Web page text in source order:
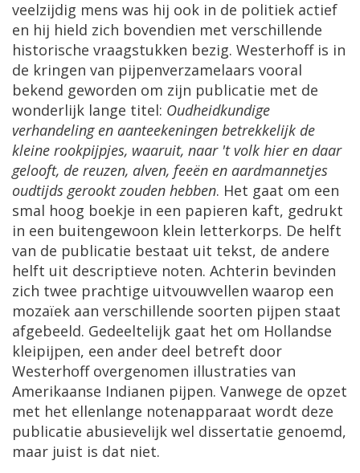
veelzijdig mens was hij ook in de politiek actief
en hij hield zich bovendien met verschillende
historische vraagstukken bezig. Westerhoff is in
de kringen van pijpenverzamelaars vooral
bekend geworden om zijn publicatie met de
wonderlijk lange titel: Oudheidkundige
verhandeling en aanteekeningen betrekkelijk de
kleine rookpijpjes, waaruit, naar't volk hier en daar
gelooft, de reuzen, alven, feeën en aardmannetjes
oudtijds gerookt zouden hebben. Het gaat om een
smal hoog boekje in een papieren kaft, gedrukt
in een buitengewoon klein letterkorps. De helft
van de publicatie bestaat uit tekst, de andere
helft uit descriptieve noten. Achterin bevinden
zich twee prachtige uitvouwvellen waarop een
mozaïek aan verschillende soorten pijpen staat
afgebeeld. Gedeeltelijk gaat het om Hollandse
kleipijpen, een ander deel betreft door
Westerhoff overgenomen illustraties van
Amerikaanse Indianen pijpen. Vanwege de opzet
met het ellenlange notenapparaat wordt deze
publicatie abusievelijk wel dissertatie genoemd,
maar juist is dat niet.